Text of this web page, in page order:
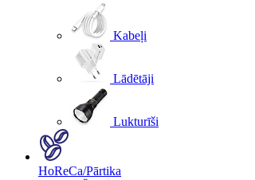
Kabeļi
Lādētāji
Lukturīši
HoReCa/Pārtika